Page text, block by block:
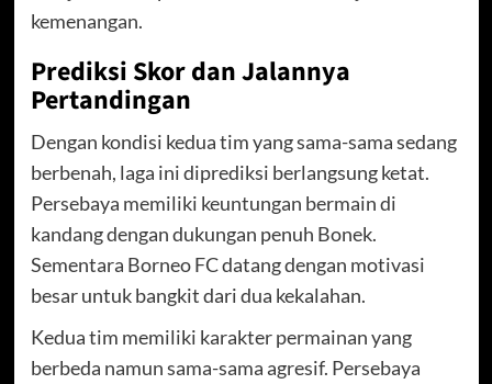
kemenangan.
Prediksi Skor dan Jalannya
Pertandingan
Dengan kondisi kedua tim yang sama-sama sedang
berbenah, laga ini diprediksi berlangsung ketat.
Persebaya memiliki keuntungan bermain di
kandang dengan dukungan penuh Bonek.
Sementara Borneo FC datang dengan motivasi
besar untuk bangkit dari dua kekalahan.
Kedua tim memiliki karakter permainan yang
berbeda namun sama-sama agresif. Persebaya